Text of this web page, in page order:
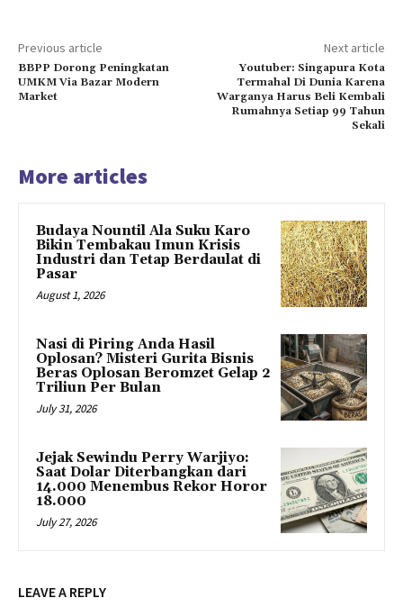
Previous article
BBPP Dorong Peningkatan
UMKM Via Bazar Modern
Market
Next article
Youtuber: Singapura Kota
Termahal Di Dunia Karena
Warganya Harus Beli Kembali
Rumahnya Setiap 99 Tahun
Sekali
More articles
Budaya Nountil Ala Suku Karo
Bikin Tembakau Imun Krisis
Industri dan Tetap Berdaulat di
Pasar
August 1, 2026
Nasi di Piring Anda Hasil
Oplosan? Misteri Gurita Bisnis
Beras Oplosan Beromzet Gelap 2
Triliun Per Bulan
July 31, 2026
Jejak Sewindu Perry Warjiyo:
Saat Dolar Diterbangkan dari
14.000 Menembus Rekor Horor
18.000
July 27, 2026
LEAVE A REPLY